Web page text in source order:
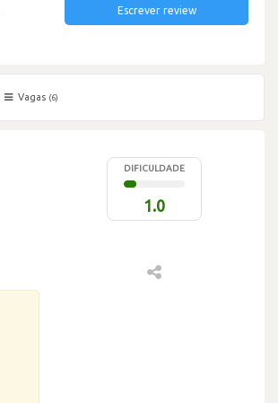
Escrever review
Vagas (6)
DIFICULDADE
1.0